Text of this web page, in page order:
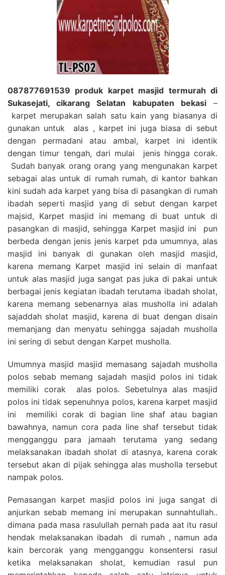
087877691539 produk karpet masjid termurah di
Sukasejati, cikarang Selatan kabupaten bekasi–
karpet merupakan salah satu kain yang biasanya di
gunakan untuk alas , karpet ini juga biasa di sebut
dengan permadani atau ambal, karpet ini identik
dengan timur tengah, dari mulai jenis hingga corak.
Sudah banyak orang orang yang mengunakan karpet
sebagai alas untuk di rumah rumah, di kantor bahkan
kini sudah ada karpet yang bisa di pasangkan di rumah
ibadah seperti masjid yang di sebut dengan karpet
majsid, Karpet masjid ini memang di buat untuk di
pasangkan di masjid, sehingga Karpet masjid ini pun
berbeda dengan jenis jenis karpet pda umumnya, alas
masjid ini banyak di gunakan oleh masjid masjid,
karena memang Karpet masjid ini selain di manfaat
untuk alas masjid juga sangat pas juka di pakai untuk
berbagai jenis kegiatan ibadah terutama ibadah sholat,
karena memang sebenarnya alas musholla ini adalah
sajaddah sholat masjid, karena di buat dengan disain
memanjang dan menyatu sehingga sajadah musholla
ini sering di sebut dengan Karpet musholla.
Umumnya masjid masjid memasang sajadah musholla
polos sebab memang sajadah masjid polos ini tidak
memiliki corak alas polos. Sebetulnya alas masjid
polos ini tidak sepenuhnya polos, karena karpet masjid
ini memiliki corak di bagian line shaf atau bagian
bawahnya, namun cora pada line shaf tersebut tidak
mengganggu para jamaah terutama yang sedang
melaksanakan ibadah sholat di atasnya, karena corak
tersebut akan di pijak sehingga alas musholla tersebut
nampak polos.
Pemasangan karpet masjid polos ini juga sangat di
anjurkan sebab memang ini merupakan sunnahtullah..
dimana pada masa rasulullah pernah pada aat itu rasul
hendak melaksanakan ibadah di rumah , namun ada
kain bercorak yang mengganggu konsentersi rasul
ketika melaksanakan sholat, kemudian rasul pun